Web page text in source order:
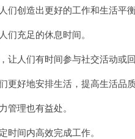
创造出更好的工作和生活平衡
充足的休息时间。
人们有时间参与社交活动或回
好地安排生活，提高生活品质
理也有益处。
间内高效完成工作。